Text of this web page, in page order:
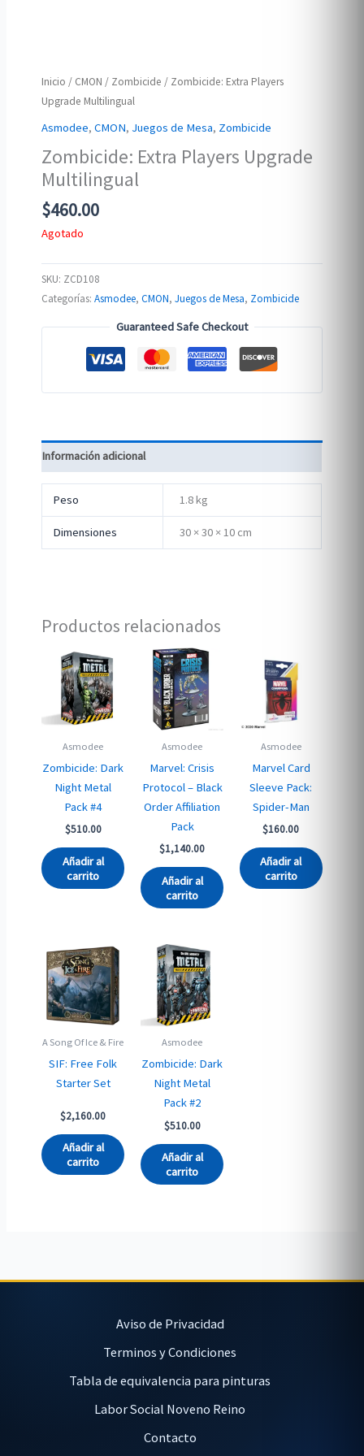
Inicio / CMON / Zombicide / Zombicide: Extra Players
Upgrade Multilingual
Asmodee,CMON, Juegos de Mesa, Zombicide
Zombicide: Extra Players Upgrade
Multilingual
$460.00
Agotado
SKU: ZCD108
Categorías:Asmodee,CMON,Juegos de Mesa, Zombicide
Guaranteed Safe Checkout
Información adicional
Peso 1.8 kg
Dimensiones 30 × 30 × 10 cm
Productos relacionados
Asmodee
Zombicide: Dark
Night Metal
Pack #4
$510.00
Añadir al
carrito
Asmodee
Marvel: Crisis
Protocol – Black
Order Affiliation
Pack
$1,140.00
Añadir al
carrito
Asmodee
Marvel Card
Sleeve Pack:
Spider-Man
$160.00
Añadir al
carrito
A Song Of Ice & Fire
SIF: Free Folk
Starter Set
$2,160.00
Añadir al
carrito
Asmodee
Zombicide: Dark
Night Metal
Pack #2
$510.00
Añadir al
carrito
Aviso de Privacidad
Terminos y Condiciones
Tabla de equivalencia para pinturas
Labor Social Noveno Reino
Contacto